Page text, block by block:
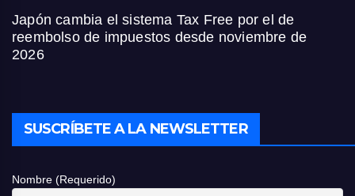
Japón cambia el sistema Tax Free por el de
reembolso de impuestos desde noviembre de
2026
SUSCRÍBETE A LA NEWSLETTER
Nombre (Requerido)